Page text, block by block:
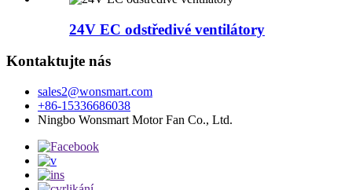
24V EC odstředivé ventilátory
Kontaktujte nás
sales2@wonsmart.com
+86-15336686038
Ningbo Wonsmart Motor Fan Co., Ltd.